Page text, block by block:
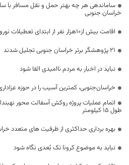
ساماندهی هر چه بهتر حمل و نقل مسافر با
خراسان جنوبی
اقامت بیش از۱۰هزار نفر از ابتدای تعطیلات نوروزی تاکنون در خراسان‌جنوبی
۲۱ پژوهشگر برتر خراسان جنوبی تجلیل شدند
نباید در اخبار به مردم ناامیدی القا شود
خراسان‌جنوبی، کمترین آسیب را در حوزه
اتمام عملیات پروژه روکش آسفالت محور
طول 15 کیلومتر
بهره برداری حداکثری از ظرفیت های متعدد
نباید به موضوع کرونا تک بُعدی نگاه شود